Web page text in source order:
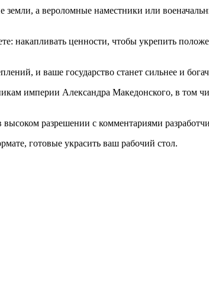
а вероломные наместники или
накапливать ценности, чтобы укрепить
и ваше государство станет сильнее и
империи Александра Македонского, в том
разрешении с комментариями
готовые украсить ваш рабочий стол.